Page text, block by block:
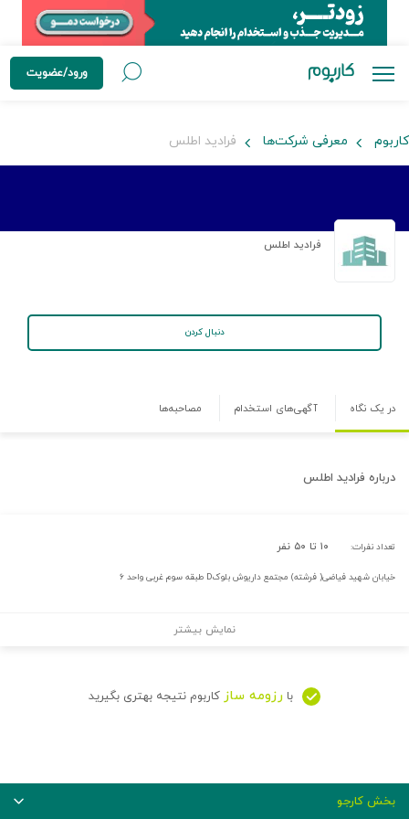
ورود/عضویت
کاربوم معرفی شرکت‌ها فرادید اطلس
فرادید اطلس
دنبال کردن
در یک نگاه آگهی‌های استخدام مصاحبه‌ها
درباره فرادید اطلس
تعداد نفرات: ۱۰ تا ۵۰ نفر
خیابان شهید فیاضی( فرشته) مجتمع داریوش بلوکD طبقه سوم غربی واحد ۶
نمایش بیشتر
با رزومه ساز کاربوم نتیجه بهتری بگیرید
بخش کارجو